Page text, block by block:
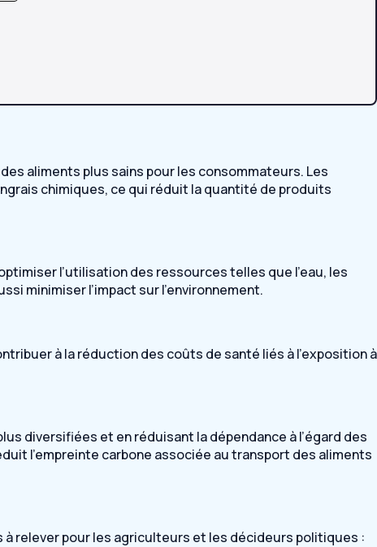
aliments plus sains pour les consommateurs. Les
chimiques, ce qui réduit la quantité de produits
l’utilisation des ressources telles que l’eau, les
minimiser l’impact sur l’environnement.
à la réduction des coûts de santé liés à l’exposition à
diversifiées et en réduisant la dépendance à l’égard des
l’empreinte carbone associée au transport des aliments
relever pour les agriculteurs et les décideurs politiques :